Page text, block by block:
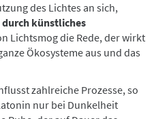
des Lichtes an sich,
künstliches
Lichtsmog die Rede, der wirkt
Ökosysteme aus und das
zahlreiche Prozesse, so
nur bei Dunkelheit